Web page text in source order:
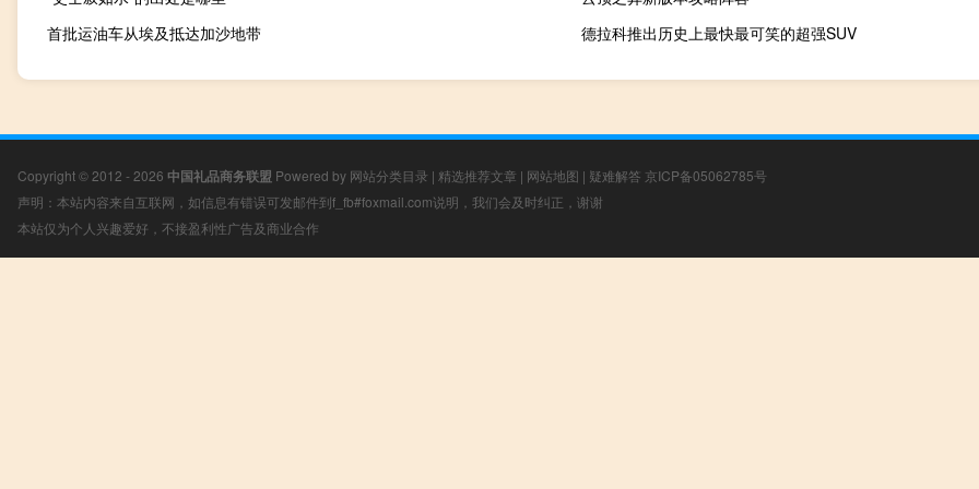
首批运油车从埃及抵达加沙地带
德拉科推出历史上最快最可笑的超强SUV
Copyright © 2012 - 2026 中国礼品商务联盟 Powered by 网站分类目录 | 精选推荐文章 | 网站地图 | 疑难解答 京ICP备05062785号
声明：本站内容来自互联网，如信息有错误可发邮件到f_fb#foxmail.com说明，我们会及时纠正，谢谢
本站仅为个人兴趣爱好，不接盈利性广告及商业合作